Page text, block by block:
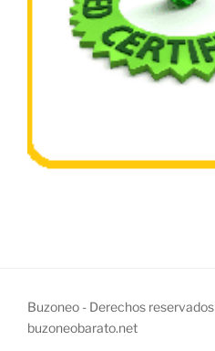
Buzoneo - Derechos reservados
buzoneobarato.net